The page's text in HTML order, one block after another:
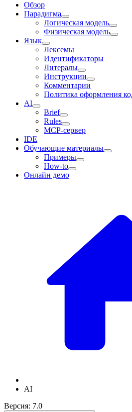
Обзор
Парадигма
Логическая модель
Физическая модель
Язык
Лексемы
Идентификаторы
Литералы
Инструкции
Комментарии
Политика оформления
AI
Brief
Rules
MCP-сервер
IDE
Обучающие материалы
Примеры
How-to
Онлайн демо
AI
Версия: 7.0